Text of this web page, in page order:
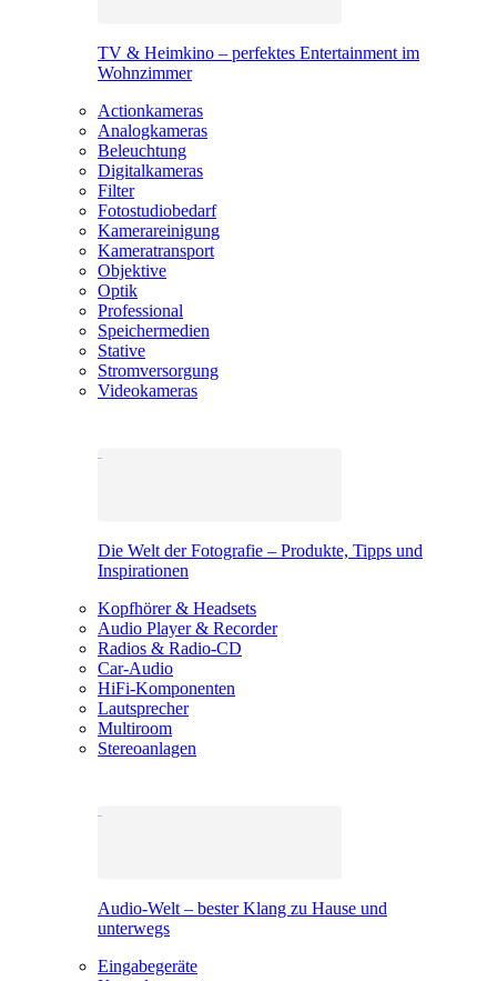
TV & Heimkino – perfektes Entertainment im
Wohnzimmer
Actionkameras
Analogkameras
Beleuchtung
Digitalkameras
Filter
Fotostudiobedarf
Kamerareinigung
Kameratransport
Objektive
Optik
Professional
Speichermedien
Stative
Stromversorgung
Videokameras
Die Welt der Fotografie – Produkte, Tipps und
Inspirationen
Kopfhörer & Headsets
Audio Player & Recorder
Radios & Radio-CD
Car-Audio
HiFi-Komponenten
Lautsprecher
Multiroom
Stereoanlagen
Audio-Welt – bester Klang zu Hause und
unterwegs
Eingabegeräte